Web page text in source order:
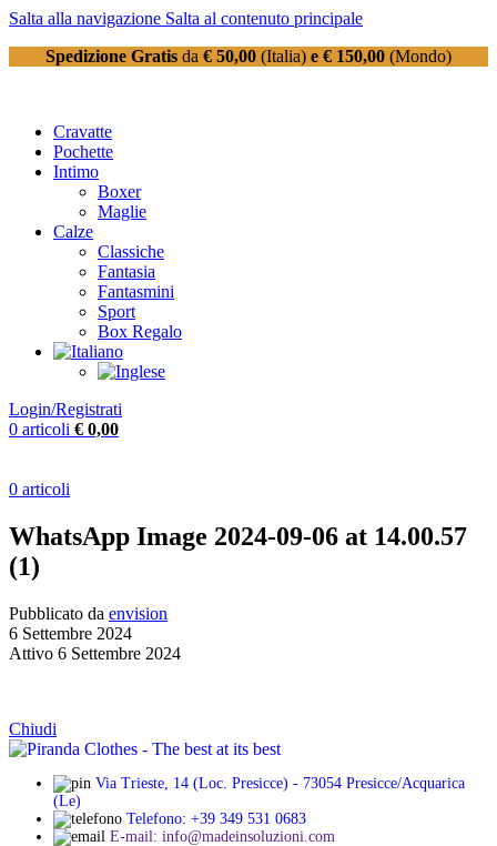
Salta alla navigazione Salta al contenuto principale
Spedizione Gratis da € 50,00 (Italia) e € 150,00 (Mondo)
Cravatte
Pochette
Intimo
Boxer
Maglie
Calze
Classiche
Fantasia
Fantasmini
Sport
Box Regalo
Login/Registrati
0 articoli € 0,00
0 articoli
WhatsApp Image 2024-09-06 at 14.00.57
(1)
Pubblicato da envision
6 Settembre 2024
Attivo 6 Settembre 2024
Chiudi
Via Trieste, 14 (Loc. Presicce) - 73054 Presicce/Acquarica
(Le)
Telefono: +39 349 531 0683
E-mail: info@madeinsoluzioni.com